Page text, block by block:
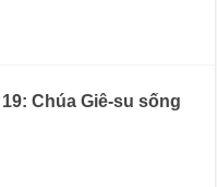
Chúa Giê-su sống